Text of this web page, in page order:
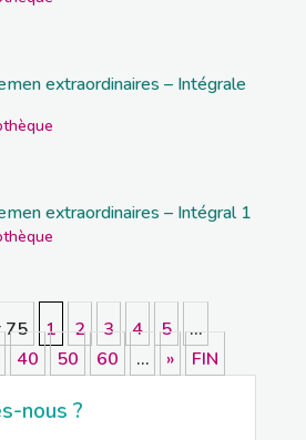
extraordinaires – Intégrale
extraordinaires – Intégral 1
75 1 2 3 4 5
…
40 50 60 … » FIN
nous ?